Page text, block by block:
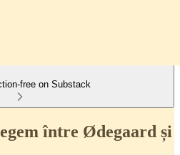
free on Substack
între Ødegaard și